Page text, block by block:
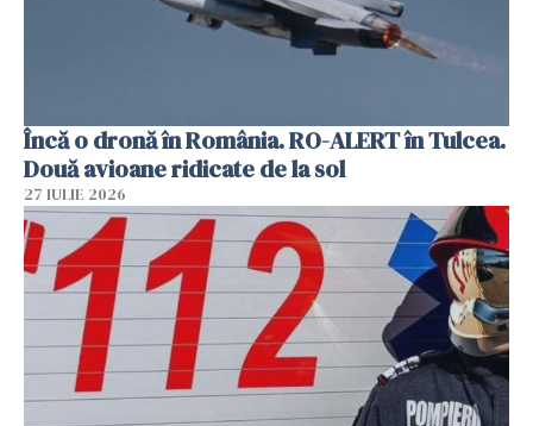
Încă o dronă în România. RO-ALERT în Tulcea.
Două avioane ridicate de la sol
27 IULIE 2026